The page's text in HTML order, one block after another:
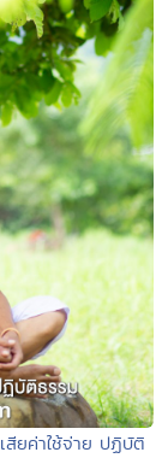
ยค่าใช้จ่าย ปฏิบัติ